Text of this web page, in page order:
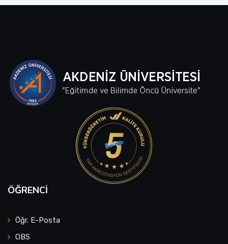
ÖĞRENCI
Öğr. E-Posta
OBS